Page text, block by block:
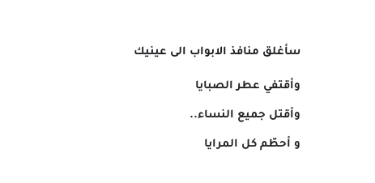
سأغلق منافذ الابواب الى عينيك
وأقتفي عطر الصبايا
وأقتل جميع النساء..
و أحطّم كل المرايا